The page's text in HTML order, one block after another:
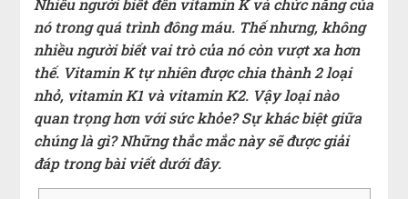
Nhiều người biết đến vitamin K và chức năng của
nó trong quá trình đông máu. Thế nhưng, không
nhiều người biết vai trò của nó còn vượt xa hơn
thế. Vitamin K tự nhiên được chia thành 2 loại
nhỏ, vitamin K1 và vitamin K2. Vậy loại nào
quan trọng hơn với sức khỏe? Sự khác biệt giữa
chúng là gì? Những thắc mắc này sẽ được giải
đáp trong bài viết dưới đây.